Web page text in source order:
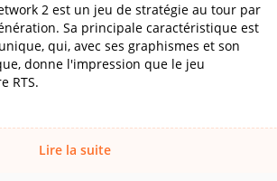
2 est un jeu de stratégie au tour par
Sa principale caractéristique est
qui, avec ses graphismes et son
donne l'impression que le jeu
RTS.
Lire la suite